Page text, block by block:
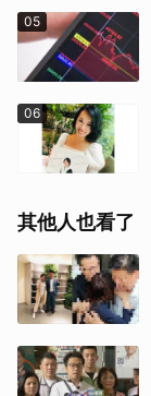
05
06
其他人也看了